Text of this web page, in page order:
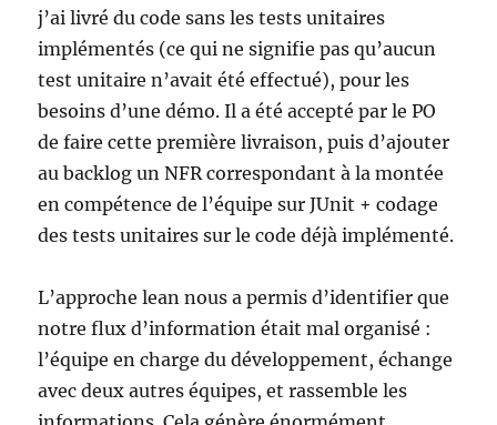
j’ai livré du code sans les tests unitaires
implémentés (ce qui ne signifie pas qu’aucun
test unitaire n’avait été effectué), pour les
besoins d’une démo. Il a été accepté par le PO
de faire cette première livraison, puis d’ajouter
au backlog un NFR correspondant à la montée
en compétence de l’équipe sur JUnit + codage
des tests unitaires sur le code déjà implémenté.
L’approche lean nous a permis d’identifier que
notre flux d’information était mal organisé :
l’équipe en charge du développement, échange
avec deux autres équipes, et rassemble les